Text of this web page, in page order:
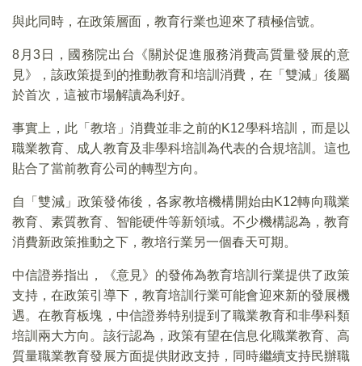
與此同時，在政策層面，教育行業也迎來了積極信號。
8月3日，國務院出台《關於促進服務消費高質量發展的意
見》，該政策提到的推動教育和培訓消費，在「雙減」後屬
於首次，這被市場解讀為利好。
事實上，此「教培」消費並非之前的K12學科培訓，而是以
職業教育、成人教育及非學科培訓為代表的合規培訓。這也
貼合了當前教育公司的轉型方向。
自「雙減」政策發佈後，各家教培機構開始由K12轉向職業
教育、素質教育、智能硬件等新領域。不少機構認為，教育
消費新政策推動之下，教培行業另一個春天可期。
中信證券指出，《意見》的發佈為教育培訓行業提供了政策
支持，在政策引導下，教育培訓行業可能會迎來新的發展機
遇。在教育板塊，中信證券特别提到了職業教育和非學科類
培訓兩大方向。該行認為，政策有望在信息化職業教育、高
質量職業教育發展方面提供財政支持，同時繼續支持民辦職